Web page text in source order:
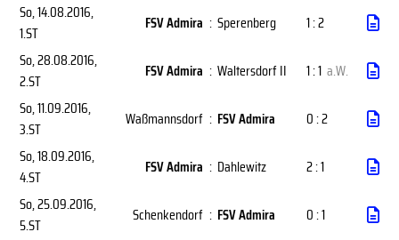
So, 14.08.2016,
1.ST
FSV Admira : Sperenberg
1 : 2
So, 28.08.2016,
2.ST
FSV Admira : Waltersdorf II 1 : 1 a.W.
So, 11.09.2016,
3.ST
Waßmannsdorf : FSV Admira
0 : 2
So, 18.09.2016,
4.ST
FSV Admira : Dahlewitz
2 : 1
So, 25.09.2016,
5.ST
Schenkendorf : FSV Admira
0 : 1